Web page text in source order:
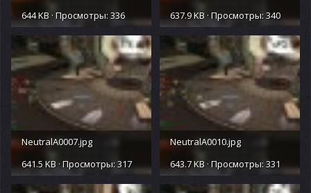
644 KB · Просмотры: 336
637.9 KB · Просмотры: 340
NeutralA0007.jpg
641.5 KB · Просмотры: 317
NeutralA0010.jpg
643.7 KB · Просмотры: 331